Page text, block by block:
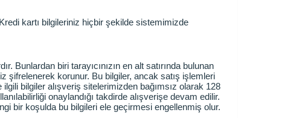
kartı bilgileriniz hiçbir şekilde sistemimizde
biri tarayıcınızın en alt satırında bulunan
şifrelenerek korunur. Bu bilgiler, ancak satış işlemleri
bilgiler alışveriş sitelerimizden bağımsız olarak 128
onaylandığı takdirde alışverişe devam edilir.
bir koşulda bu bilgileri ele geçirmesi engellenmiş olur.